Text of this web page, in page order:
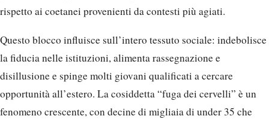
rispetto ai coetanei provenienti da contesti più agiati.
Questo blocco influisce sull’intero tessuto sociale: indebolisce
la fiducia nelle istituzioni, alimenta rassegnazione e
disillusione e spinge molti giovani qualificati a cercare
opportunità all’estero. La cosiddetta “fuga dei cervelli” è un
fenomeno crescente, con decine di migliaia di under 35 che